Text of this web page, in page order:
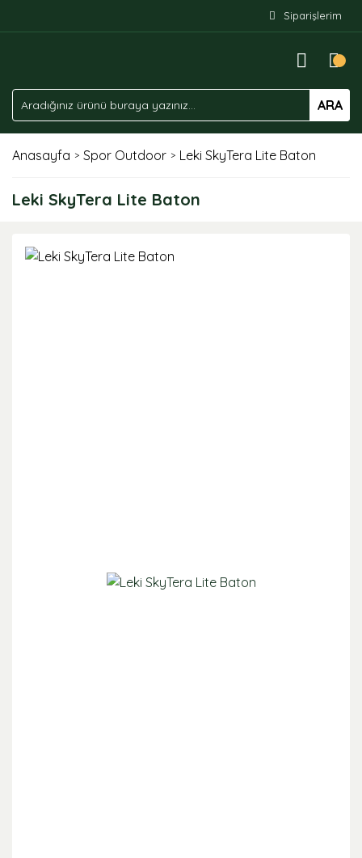
Siparişlerim
ARA
Anasayfa Spor Outdoor Leki SkyTera Lite Baton
Leki SkyTera Lite Baton